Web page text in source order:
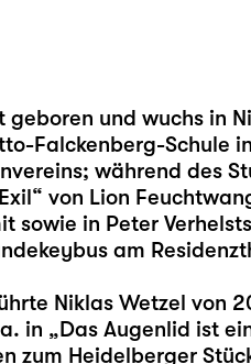
und wuchs in
Falckenberg-Schule
während des
von Lion
sowie in Peter
am
Niklas Wetzel von
in „Das Augenlid ist
zum Heidelberger